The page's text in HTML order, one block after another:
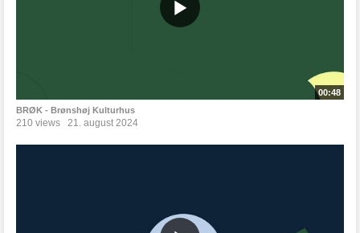
00:48
BRØK - Brønshøj Kulturhus
210 views 21. august 2024